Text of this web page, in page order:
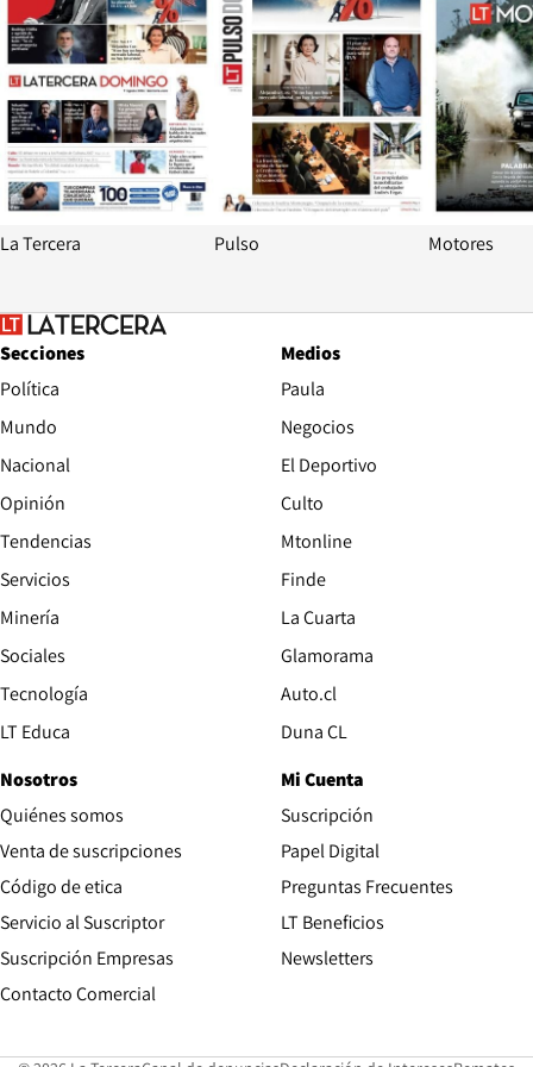
La Tercera Pulso Motores
Secciones
Política
Mundo
Nacional
Opinión
Tendencias
Servicios
Minería
Sociales
Tecnología
LT Educa
Medios
Paula
Negocios
El Deportivo
Culto
Mtonline
Finde
La Cuarta
Glamorama
Auto.clOpens in new window
Duna CLOpens in new window
Nosotros
Quiénes somos
Venta de suscripciones
Código de etica Opens in new window
Servicio al Suscriptor
Suscripción Empresas
Contacto ComercialOpens in new window
Mi Cuenta
Suscripción
Papel DigitalOpens in new
Preguntas Frecuentes
LT Beneficios
Newsletters